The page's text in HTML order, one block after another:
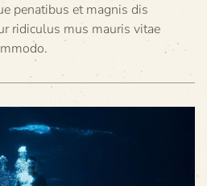
penatibus et magnis dis
ridiculus mus mauris vitae